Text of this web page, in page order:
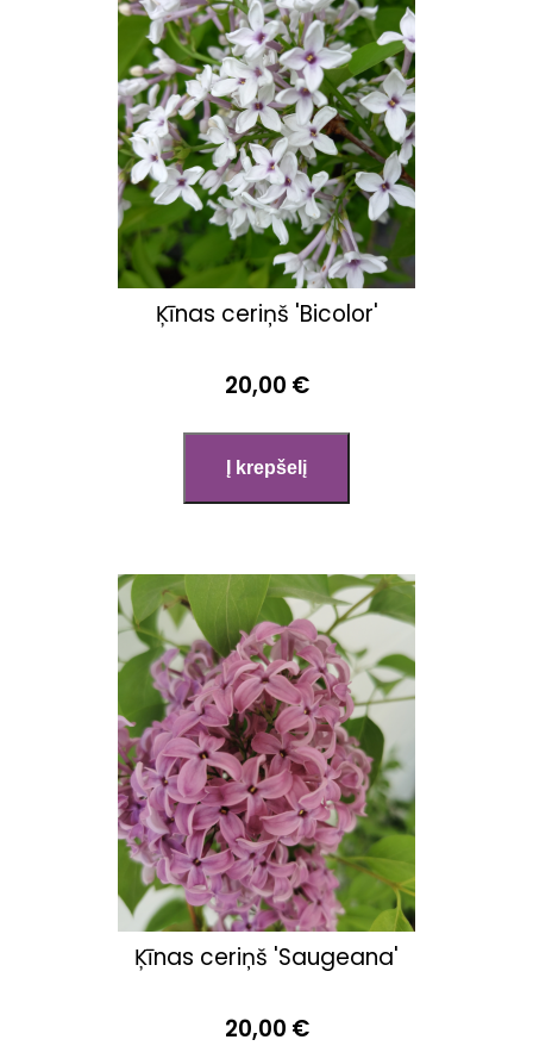
Ķīnas ceriņš 'Bicolor'
20,00 €
Ķīnas ceriņš 'Saugeana'
20,00 €